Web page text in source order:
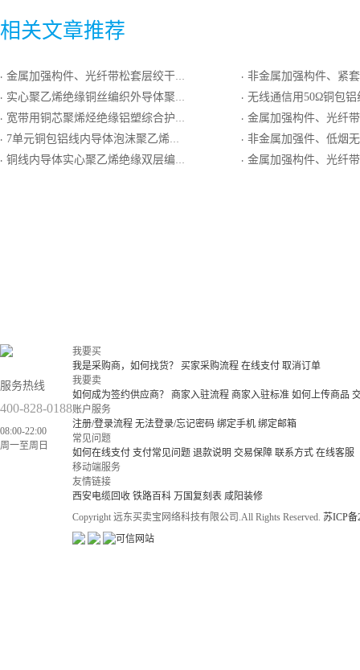
相关文章推荐
· 金属加强构件、光纤带松套层绞干式、铝－聚乙烯粘结护套、防白蚁套通信用室外光缆
· 实心聚乙烯绝缘铜丝编织外导体聚氯乙烯护套射频同轴电缆
· 宽带用铜芯聚烯烃绝缘铝塑综合护套通信电缆
· 7单元铜包铝线内导体泡沫聚乙烯绝缘铝塑复合编织外导体低烟无卤阻燃聚烯烃护套集束同轴电缆
· 铜线内导体实心聚乙烯绝缘双层编织屏蔽外导体聚氯乙烯护套局用同轴电缆
· 非金属加强构件、紧套光纤、扁平形、聚氯乙烯护
· 无线通信用50Ω铜包铝线导体泡沫聚乙烯绝缘铝塑复合编织外导
· 金属加强构件、光纤带骨架干式、钢－聚乙烯粘结护
· 非金属加强件、低烟无卤阻燃聚烯烃护套
· 金属加强构件、光纤带骨架干式、钢－阻燃聚
服务热线
400-828-0188
08:00-22:00
周一至周日
我要买
我是采购商，如何找货？
买家采购流程 在线支付 取消订单
我要卖
如何成为签约供应商？
商家入驻流程 商家入驻标准 如何上传商品
账户服务
注册/登录流程 无法登录/忘记密码 绑定手机 绑定邮箱
常见问题
如何在线支付 支付常见问题 退款说明 交易保障 联系方式 在线客服
移动端服务
友情链接
西安电缆回收 铁路百科 万国复刻表 咸阳装修
Copyright 远东买卖宝网络科技有限公司.All Rights Reserved. 苏ICP备